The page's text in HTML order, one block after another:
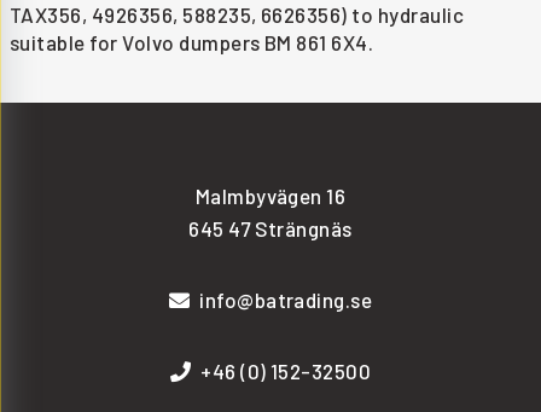
TAX356, 4926356, 588235, 6626356) to hydraulic
suitable for Volvo dumpers BM 861 6X4.
Malmbyvägen 16
645 47 Strängnäs
info@batrading.se
+46 (0) 152-32500